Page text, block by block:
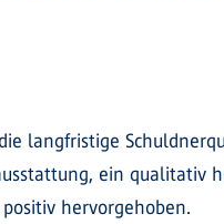
langfristige
ein qualitativ
hervorgehoben.